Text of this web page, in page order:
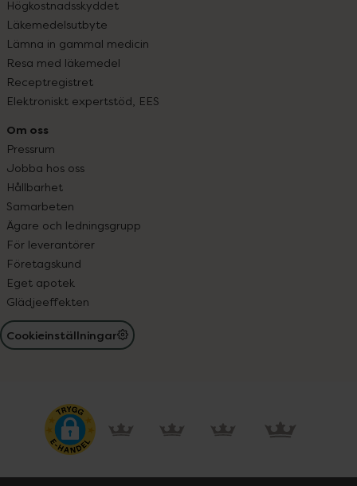
Högkostnadsskyddet
Läkemedelsutbyte
Lämna in gammal medicin
Resa med läkemedel
Receptregistret
Elektroniskt expertstöd, EES
Om oss
Pressrum
Jobba hos oss
Hållbarhet
Samarbeten
Ägare och ledningsgrupp
För leverantörer
Företagskund
Eget apotek
Glädjeeffekten
Cookieinställningar